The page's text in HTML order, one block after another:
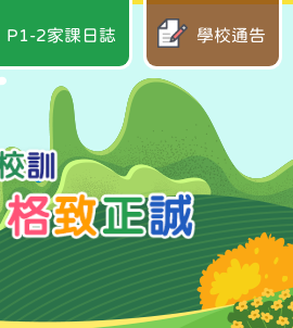
學校通告
P1-2家課日誌